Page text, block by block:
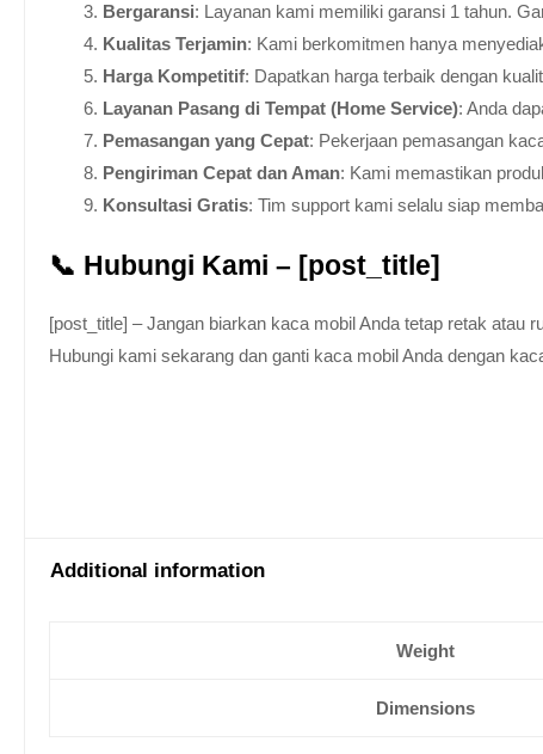
Bergaransi: Layanan kami memiliki garansi 1 tahun.
Kualitas Terjamin: Kami berkomitmen hanya
Harga Kompetitif: Dapatkan harga terbaik dengan
Layanan Pasang di Tempat (Home Service): Anda
Pemasangan yang Cepat: Pekerjaan pemasangan
Pengiriman Cepat dan Aman: Kami memastikan
Konsultasi Gratis: Tim support kami selalu siap
📞 Hubungi Kami – [post_title]
[post_title] – Jangan biarkan kaca mobil Anda tetap retak atau
Hubungi kami sekarang dan ganti kaca mobil Anda dengan
Additional information
Weight
Dimensions